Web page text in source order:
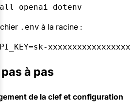
.env à la racine :
à pas
de la clef et configuration